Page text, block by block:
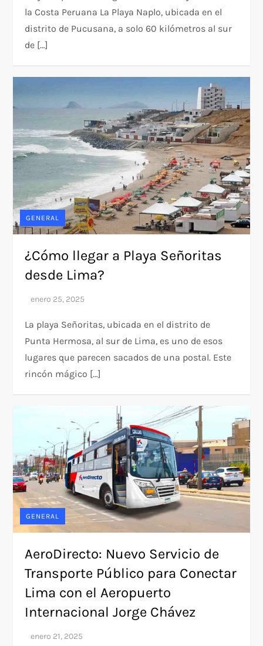
la Costa Peruana La Playa Naplo, ubicada en el
distrito de Pucusana, a solo 60 kilómetros al sur
de […]
GENERAL
¿Cómo llegar a Playa Señoritas
desde Lima?
La playa Señoritas, ubicada en el distrito de
Punta Hermosa, al sur de Lima, es uno de esos
lugares que parecen sacados de una postal. Este
rincón mágico […]
GENERAL
AeroDirecto: Nuevo Servicio de
Transporte Público para Conectar
Lima con el Aeropuerto
Internacional Jorge Chávez